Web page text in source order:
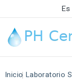
Es
Inicio Laboratorio